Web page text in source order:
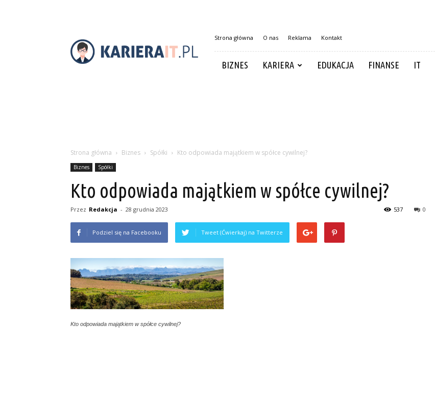
Strona główna O nas Reklama Kontakt
BIZNES KARIERA EDUKACJA FINANSE IT
Strona główna Biznes Spółki Kto odpowiada majątkiem w spółce cywilnej?
Biznes Spółki
Kto odpowiada majątkiem w spółce cywilnej?
Przez Redakcja - 28 grudnia 2023 0
537
Podziel się na Facebooku Tweet (Ćwierkaj) na Twitterze
Kto odpowiada majątkiem w spółce cywilnej?